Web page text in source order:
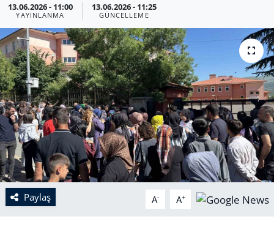
13.06.2026 - 11:00
YAYINLANMA
13.06.2026 - 11:25
GÜNCELLEME
Paylaş A- A+